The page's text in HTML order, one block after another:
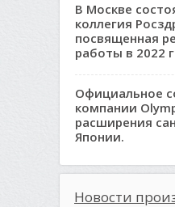
В Москве
коллегия
посвященная
работы в 2022
Официальное
компании
расширения
Японии.
Новости